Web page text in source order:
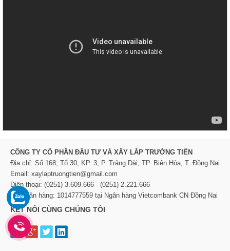
CÔNG TY CỔ PHẦN ĐẦU TƯ VÀ XÂY LẮP TRƯỜNG TIẾN
Địa chỉ: Số 168, Tổ 30, KP. 3, P. Trảng Dài, TP. Biên Hòa, T. Đồng Nai
Email: xaylaptruongtien@gmail.com
Điện thoại: (0251) 3.609.666 - (0251) 2.221.666
TK Ngân hàng: 1014777559 tại Ngân hàng Vietcombank CN Đồng Nai
KẾT NỐI CÙNG CHÚNG TÔI